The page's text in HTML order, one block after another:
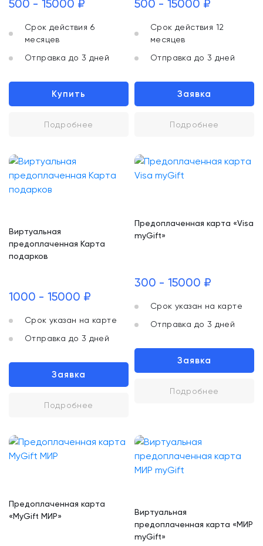
500 - 15000 ₽
Срок действия 6
месяцев
Отправка до 3 дней
Купить
Подробнее
500 - 15000 ₽
Срок действия 12
месяцев
Отправка до 3 дней
Заявка
Подробнее
Виртуальная
предоплаченная Карта
подарков
1000 - 15000 ₽
Срок указан на карте
Отправка до 3 дней
Заявка
Подробнее
Предоплаченная карта «Visa
myGift»
300 - 15000 ₽
Срок указан на карте
Отправка до 3 дней
Заявка
Подробнее
Предоплаченная карта
«MyGift МИР»
Виртуальная
предоплаченная карта «МИР
myGift»